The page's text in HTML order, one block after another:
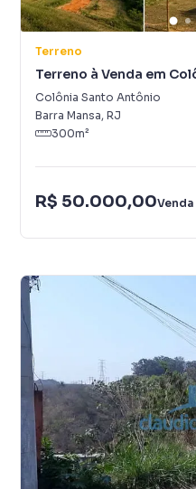
Terreno
Terreno à Venda em
Colônia Santo Antônio
Barra Mansa, RJ
300m²
R$ 50.000,00Venda